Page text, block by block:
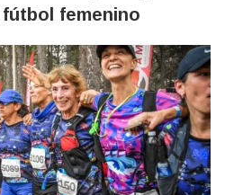
femenino